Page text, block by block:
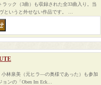
ラック（3曲）も収録された全33曲入り。当
というと外せない作品です。 …
小林泉美（元ヒラ―の奥様であった）も参加
ンの「Oben Im Eck…